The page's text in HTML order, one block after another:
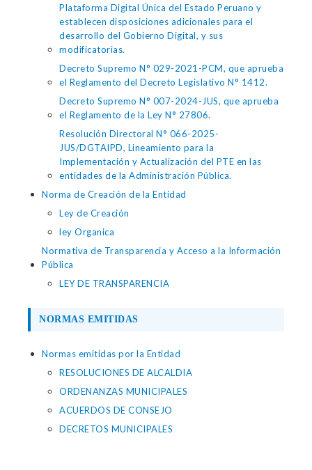
Plataforma Digital Única del Estado Peruano y
establecen disposiciones adicionales para el
desarrollo del Gobierno Digital, y sus
modificatorias.
Decreto Supremo N° 029-2021-PCM, que aprueba
el Reglamento del Decreto Legislativo N° 1412.
Decreto Supremo N° 007-2024-JUS, que aprueba
el Reglamento de la Ley N° 27806.
Resolución Directoral N° 066-2025-
JUS/DGTAIPD, Lineamiento para la
Implementación y Actualización del PTE en las
entidades de la Administración Pública.
Norma de Creación de la Entidad
Ley de Creación
ley Organica
Normativa de Transparencia y Acceso a la Información
Pública
LEY DE TRANSPARENCIA
NORMAS EMITIDAS
Normas emitidas por la Entidad
RESOLUCIONES DE ALCALDIA
ORDENANZAS MUNICIPALES
ACUERDOS DE CONSEJO
DECRETOS MUNICIPALES